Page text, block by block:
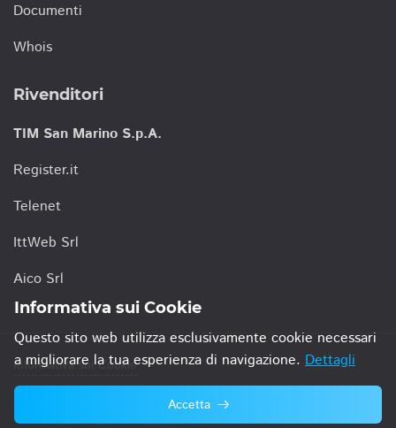
Documenti
Whois
Rivenditori
TIM San Marino S.p.A.
Register.it
Telenet
IttWeb Srl
Aico Srl
Informativa sui Cookie
© 2021 TIM San Marino S.p.A.
Informativa sui Cookie
Questo sito web utilizza esclusivamente cookie necessari
a migliorare la tua esperienza di navigazione. Dettagli
Accetta